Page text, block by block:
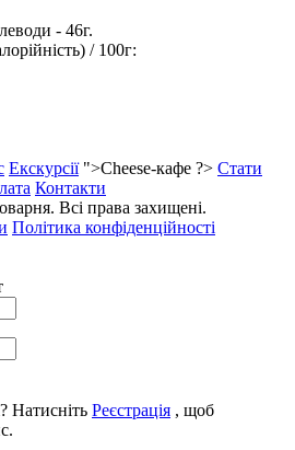
- 46г.
/ 100г:
Екскурсії">Cheese-кафе ?> Стати
Контакти
Всі права захищені.
Політика конфіденційності
Натисніть Реєстрація , щоб